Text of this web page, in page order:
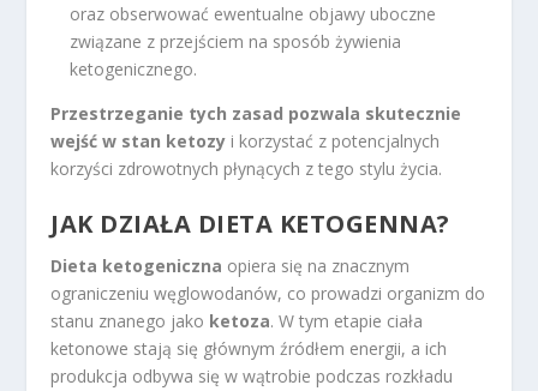
oraz obserwować ewentualne objawy uboczne
związane z przejściem na sposób żywienia
ketogenicznego.
Przestrzeganie tych zasad pozwala skutecznie
wejść w stan ketozy i korzystać z potencjalnych
korzyści zdrowotnych płynących z tego stylu życia.
JAK DZIAŁA DIETA KETOGENNA?
Dieta ketogeniczna opiera się na znacznym
ograniczeniu węglowodanów, co prowadzi organizm do
stanu znanego jako ketoza. W tym etapie ciała
ketonowe stają się głównym źródłem energii, a ich
produkcja odbywa się w wątrobie podczas rozkładu